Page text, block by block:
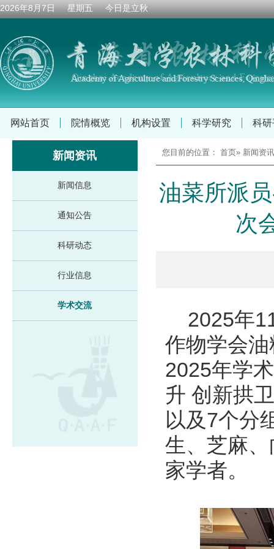
2026年8月7日 星期五 今日是立秋
网站首页 院情概览 机构设置 科学研究 科
新闻资讯
新闻信息
通知公告
科研动态
行业信息
学术交流
您目前的位置： 首页» 新闻资讯
油菜所派
次
2025年
作物学会
2025年学
升 创新拱
以及7个分
生、芝麻
家学者。